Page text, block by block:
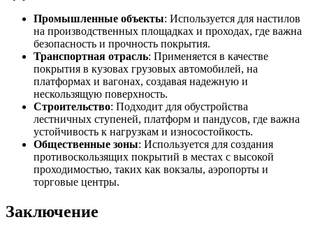
Промышленные объекты: Используется для настилов
на производственных площадках и проходах, где важна
безопасность и прочность покрытия.
Транспортная отрасль: Применяется в качестве
покрытия в кузовах грузовых автомобилей, на
платформах и вагонах, создавая надежную и
нескользящую поверхность.
Строительство: Подходит для обустройства
лестничных ступеней, платформ и пандусов, где важна
устойчивость к нагрузкам и износостойкость.
Общественные зоны: Используется для создания
противоскользящих покрытий в местах с высокой
проходимостью, таких как вокзалы, аэропорты и
торговые центры.
Заключение